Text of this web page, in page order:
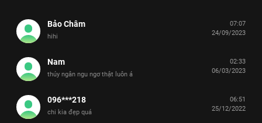
Bảo Châm
hihi
07:07
24/09/2023
Nam
thúy ngân ngu ngơ thật luôn á
02:33
06/03/2023
096***218
chi kia đẹp quá
06:51
25/12/2022